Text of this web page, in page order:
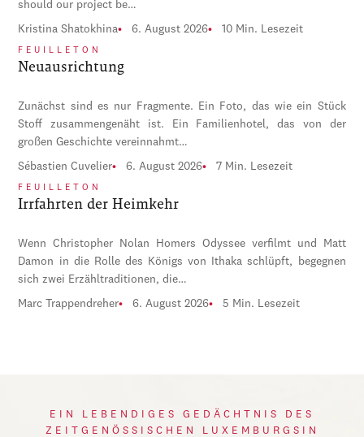
should our project be…
Kristina Shatokhina 6. August 2026 10 Min. Lesezeit
FEUILLETON
Neuausrichtung
Zunächst sind es nur Fragmente. Ein Foto, das wie ein Stück
Stoff zusammengenäht ist. Ein Familienhotel, das von der
großen Geschichte vereinnahmt…
Sébastien Cuvelier 6. August 2026 7 Min. Lesezeit
FEUILLETON
Irrfahrten der Heimkehr
Wenn Christopher Nolan Homers Odyssee verfilmt und Matt
Damon in die Rolle des Königs von Ithaka schlüpft, begegnen
sich zwei Erzähltraditionen, die…
Marc Trappendreher 6. August 2026 5 Min. Lesezeit
EIN LEBENDIGES GEDÄCHTNIS DES
ZEITGENÖSSISCHEN LUXEMBURGSIN